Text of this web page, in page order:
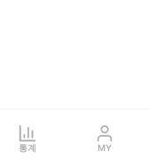
통계 MY